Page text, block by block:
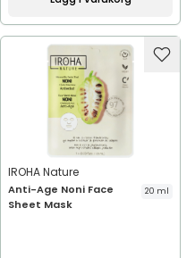
IROHA Nature
Anti-Age Noni Face
Sheet Mask
20 ml